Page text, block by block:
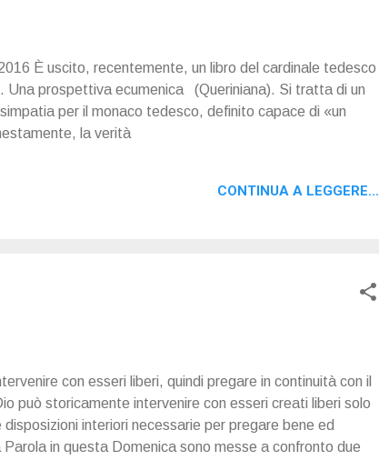
È uscito, recentemente, un libro del cardinale tedesco
prospettiva ecumenica (Queriniana). Si tratta di un
per il monaco tedesco, definito capace di «un
la verità
CONTINUA A LEGGERE...
con esseri liberi, quindi pregare in continuità con il
può storicamente intervenire con esseri creati liberi solo
interiori necessarie per pregare bene ed
in questa Domenica sono messe a confronto due